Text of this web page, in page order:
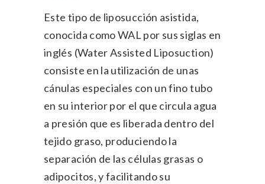
Este tipo de liposucción asistida,
conocida como WAL por sus siglas en
inglés (Water Assisted Liposuction)
consiste en la utilización de unas
cánulas especiales con un fino tubo
en su interior por el que circula agua
a presión que es liberada dentro del
tejido graso, produciendo la
separación de las células grasas o
adipocitos, y facilitando su